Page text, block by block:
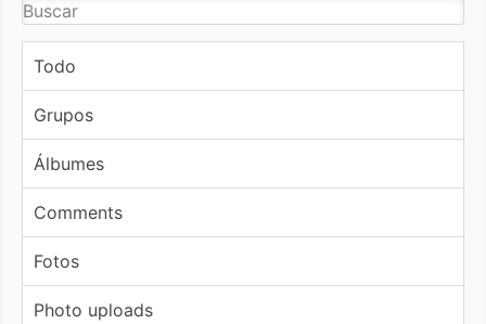
Todo
Grupos
Álbumes
Comments
Fotos
Photo uploads